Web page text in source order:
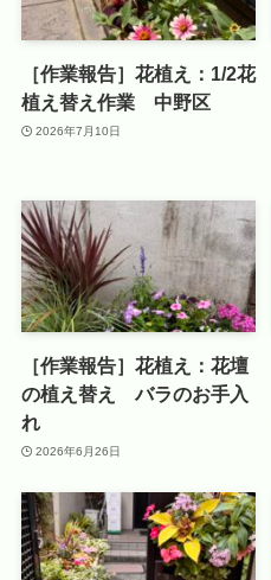
［作業報告］花植え：1/2花
植え替え作業 中野区
2026年7月10日
［作業報告］花植え：花壇
の植え替え バラのお手入
れ
2026年6月26日